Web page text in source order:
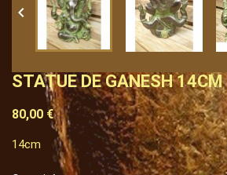

STATUE DE GANESH 14CM
80,00 €
14cm